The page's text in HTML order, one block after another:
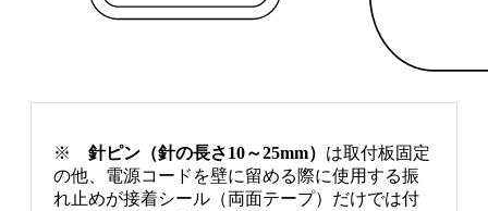
※ 針ピン（針の長さ10～25mm） は取付板固定
の他、電源コードを壁に留める際に使用する振
れ止めが接着シール（両面テープ）だけでは付